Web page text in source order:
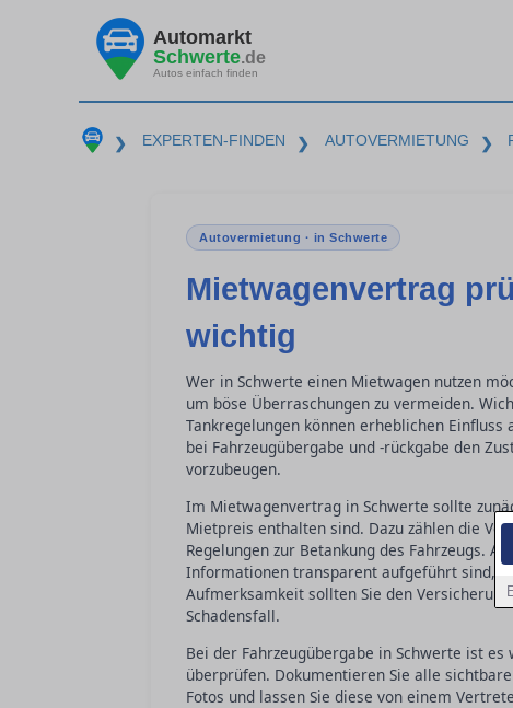
Automarkt
Schwerte.de
Autos einfach finden
❯ EXPERTEN-FINDEN ❯ AUTOVERMIETUNG ❯
Autovermietung · in Schwerte
Mietwagenvertrag
wichtig
Wer in Schwerte einen Mietwagen nutzen
um böse Überraschungen zu vermeiden.
Tankregelungen können erheblichen
bei Fahrzeugübergabe und -rückgabe den
vorzubeugen.
Im Mietwagenvertrag in Schwerte sollte
Mietpreis enthalten sind. Dazu zählen die
Regelungen zur Betankung des Fahrzeugs.
Informationen transparent aufgeführt sind,
Aufmerksamkeit sollten Sie den
Schadensfall.
Bei der Fahrzeugübergabe in Schwerte ist
überprüfen. Dokumentieren Sie alle
Fotos und lassen Sie diese von einem